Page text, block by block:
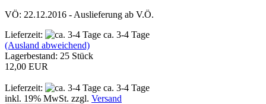
VÖ: 22.12.2016 - Auslieferung ab V.Ö.
Lieferzeit:
ca. 3-4 Tage
(Ausland abweichend)
Lagerbestand: 25 Stück
12,00 EUR
Lieferzeit:
ca. 3-4 Tage
inkl. 19% MwSt. zzgl. Versand